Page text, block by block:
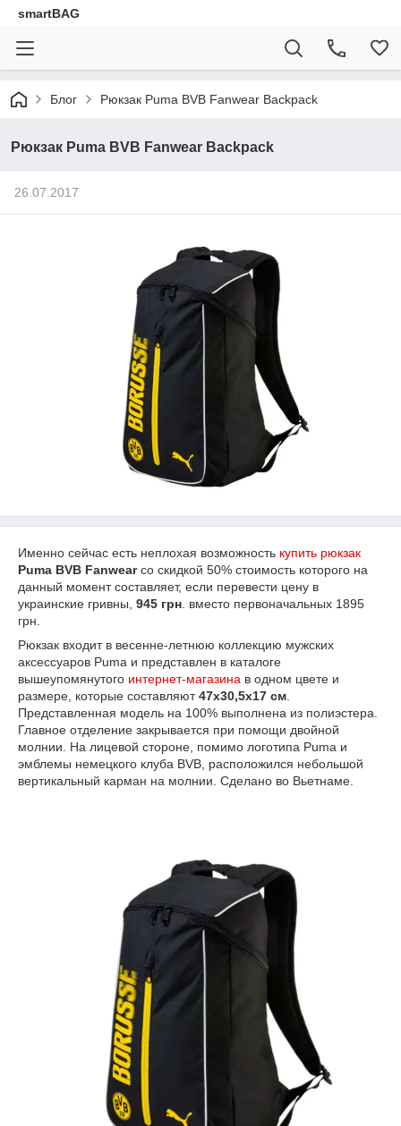
smartBAG
Блог Рюкзак Puma BVB Fanwear Backpack
Рюкзак Puma BVB Fanwear Backpack
26.07.2017
Именно сейчас есть неплохая возможность купить рюкзак
Puma BVB Fanwearсо скидкой 50% стоимость которого на
данный момент составляет, если перевести цену в
украинские гривны, 945 грн . вместо первоначальных 1895
грн.
Рюкзак входит в весенне-летнюю коллекцию мужских
аксессуаров Puma и представлен в каталоге
вышеупомянутого интернет-магазина в одном цвете и
размере, которые составляют47х30,5х17 см
Представленная модель на 100% выполнена из полиэстера.
Главное отделение закрывается при помощи двойной
молнии. На лицевой стороне, помимо логотипа Puma и
эмблемы немецкого клуба BVB, расположился небольшой
вертикальный карман на молнии. Сделано во Вьетнаме.